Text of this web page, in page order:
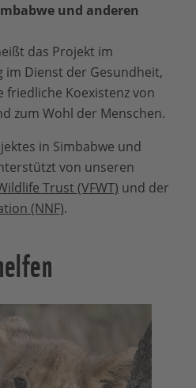
und anderen
das Projekt im
im Dienst der Gesundheit,
friedliche Koexistenz von
zum Wohl der Menschen.
in Simbabwe und
von unseren
Trust (VFWT) und der
(NNF).